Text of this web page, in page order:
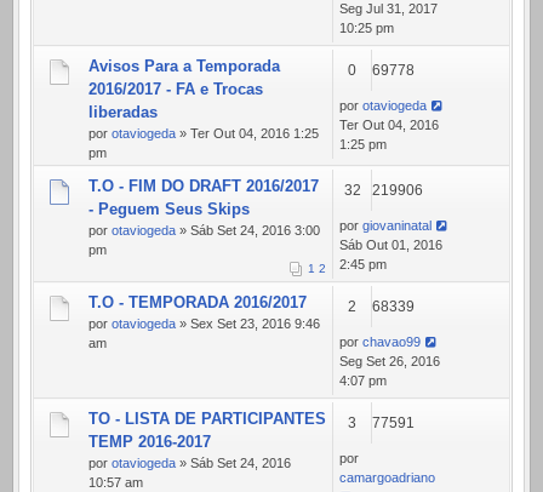
Seg Jul 31, 2017
10:25 pm
Avisos Para a Temporada
2016/2017 - FA e Trocas
liberadas
por otaviogeda » Ter Out 04, 2016 1:25
pm
0 69778
por otaviogeda
Ter Out 04, 2016
1:25 pm
T.O - FIM DO DRAFT 2016/2017
- Peguem Seus Skips
por otaviogeda » Sáb Set 24, 2016 3:00
pm
1 2
32 219906
por giovaninatal
Sáb Out 01, 2016
2:45 pm
T.O - TEMPORADA 2016/2017
por otaviogeda » Sex Set 23, 2016 9:46
am
2 68339
por chavao99
Seg Set 26, 2016
4:07 pm
TO - LISTA DE PARTICIPANTES
TEMP 2016-2017
por otaviogeda » Sáb Set 24, 2016
10:57 am
3 77591
por
camargoadriano